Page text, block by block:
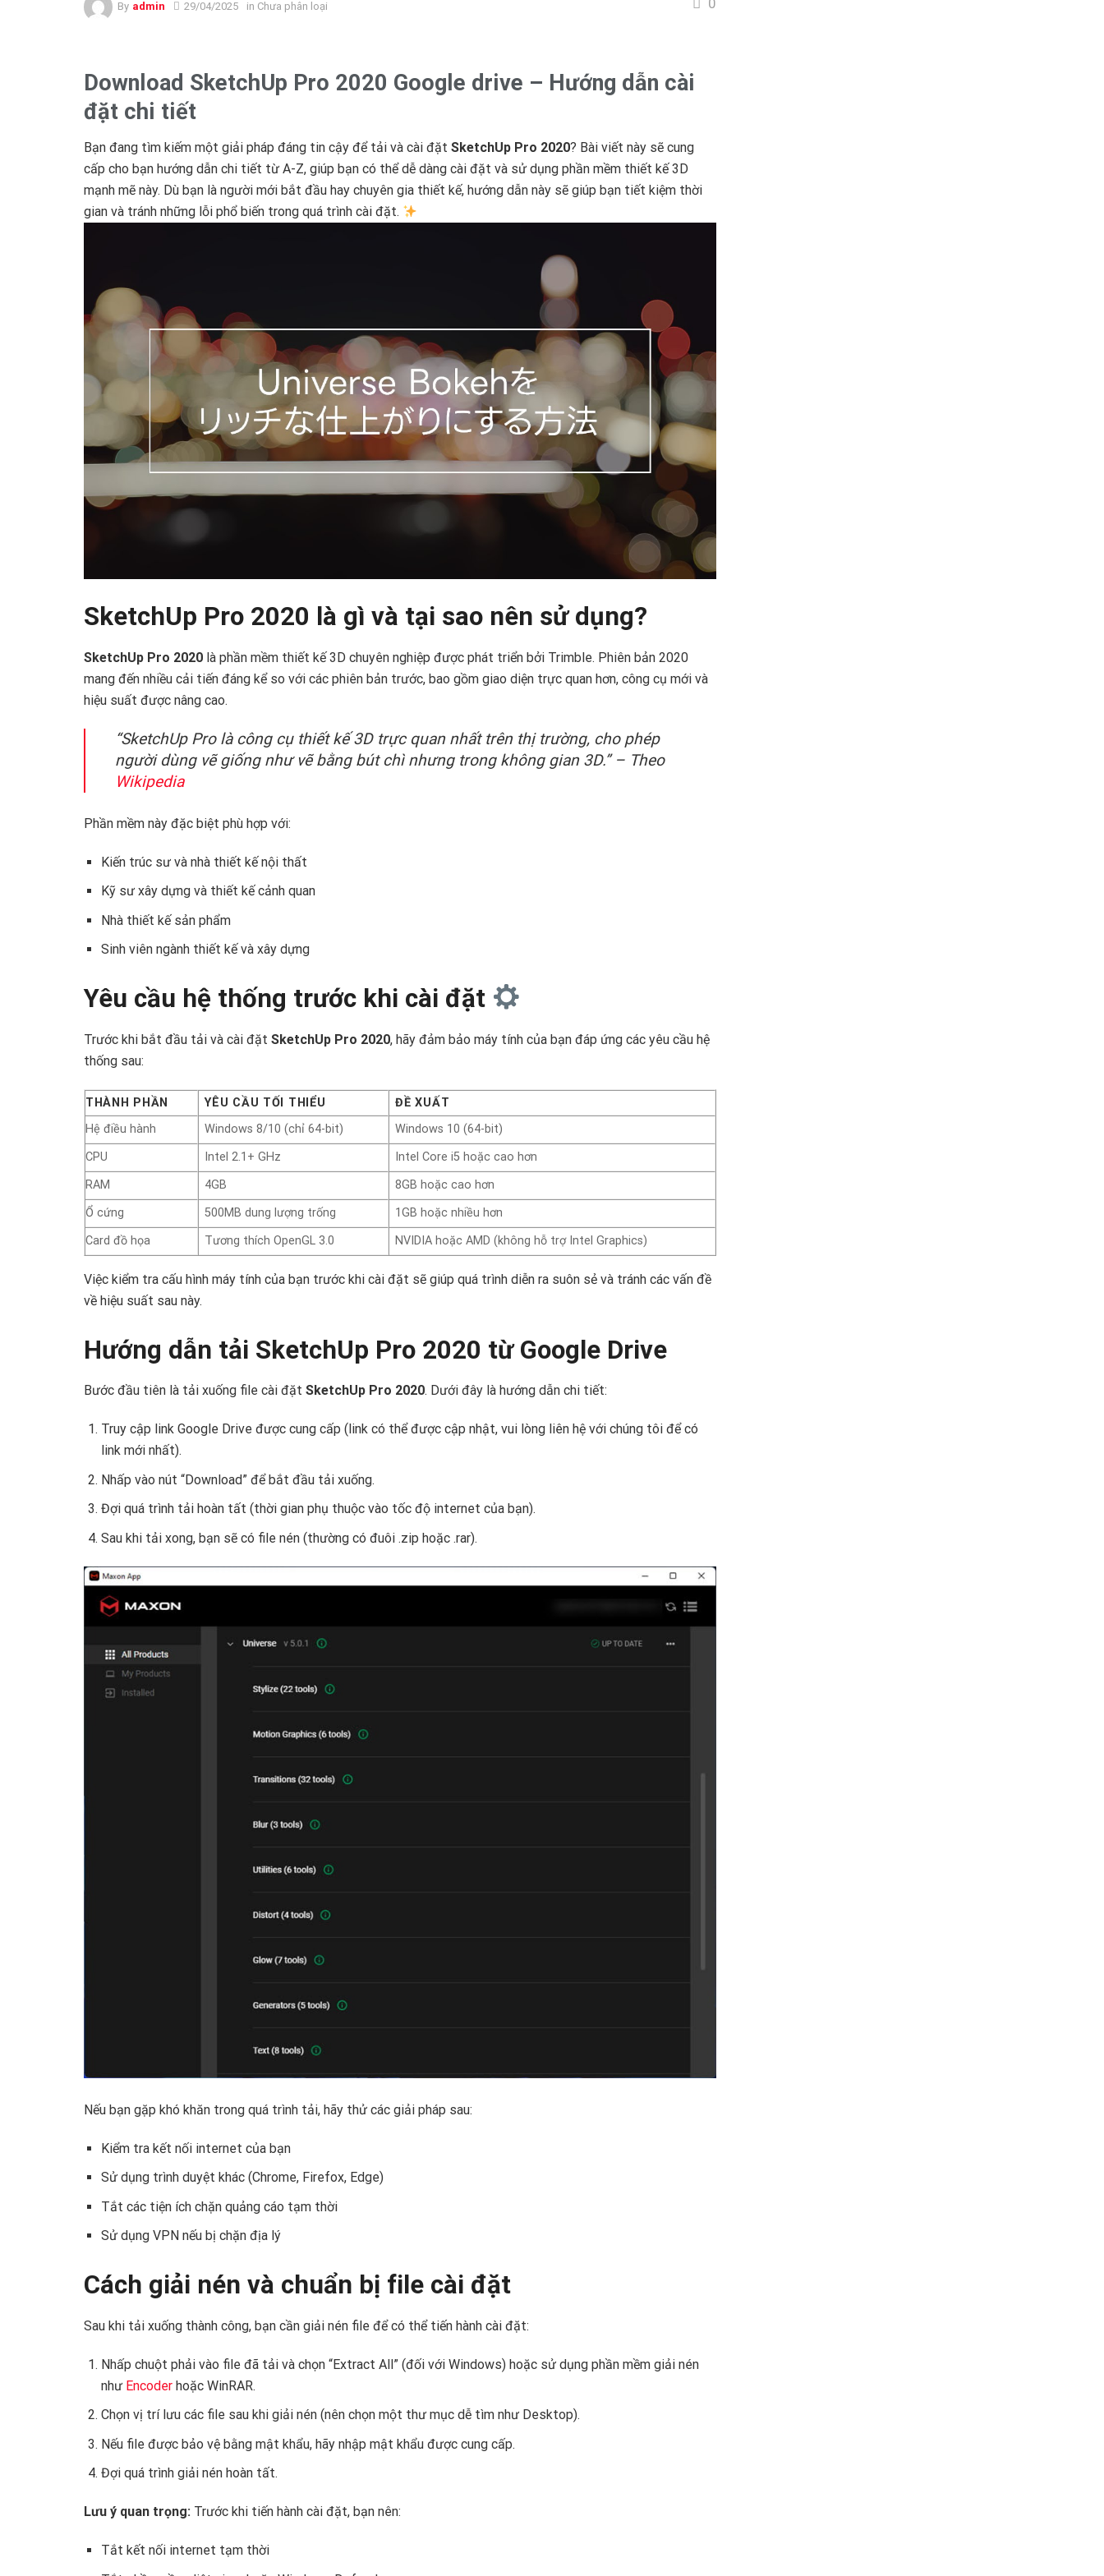
By admin 29/04/2025 in Chưa phân loại
Download SketchUp Pro 2020 Google drive – Hướng dẫn cài
đặt chi tiết
Bạn đang tìm kiếm một giải pháp đáng tin cậy để tải và cài đặt SketchUp Pro 2020? Bài viết này sẽ cung
cấp cho bạn hướng dẫn chi tiết từ A-Z, giúp bạn có thể dễ dàng cài đặt và sử dụng phần mềm thiết kế 3D
mạnh mẽ này. Dù bạn là người mới bắt đầu hay chuyên gia thiết kế, hướng dẫn này sẽ giúp bạn tiết kiệm thời
gian và tránh những lỗi phổ biến trong quá trình cài đặt.
SketchUp Pro 2020 là gì và tại sao nên sử dụng?
SketchUp Pro 2020 là phần mềm thiết kế 3D chuyên nghiệp được phát triển bởi Trimble. Phiên bản 2020
mang đến nhiều cải tiến đáng kể so với các phiên bản trước, bao gồm giao diện trực quan hơn, công cụ mới và
hiệu suất được nâng cao.
“SketchUp Pro là công cụ thiết kế 3D trực quan nhất trên thị trường, cho phép
người dùng vẽ giống như vẽ bằng bút chì nhưng trong không gian 3D.” – Theo
Wikipedia
Phần mềm này đặc biệt phù hợp với:
Kiến trúc sư và nhà thiết kế nội thất
Kỹ sư xây dựng và thiết kế cảnh quan
Nhà thiết kế sản phẩm
Sinh viên ngành thiết kế và xây dựng
Yêu cầu hệ thống trước khi cài đặt
Trước khi bắt đầu tải và cài đặt SketchUp Pro 2020, hãy đảm bảo máy tính của bạn đáp ứng các yêu cầu hệ
thống sau:
THÀNH PHẦN YÊU CẦU TỐI THIỂU
ĐỀ XUẤT
Hệ điều hành
Windows 8/10 (chỉ 64-bit)
Windows 10 (64-bit)
CPU
Intel 2.1+ GHz
Intel Core i5 hoặc cao hơn
RAM
4GB
8GB hoặc cao hơn
Ổ cứng
500MB dung lượng trống
1GB hoặc nhiều hơn
Card đồ họa
Tương thích OpenGL 3.0 NVIDIA hoặc AMD (không hỗ trợ Intel Graphics)
Việc kiểm tra cấu hình máy tính của bạn trước khi cài đặt sẽ giúp quá trình diễn ra suôn sẻ và tránh các vấn đề
về hiệu suất sau này. ‍
Hướng dẫn tải SketchUp Pro 2020 từ Google Drive
Bước đầu tiên là tải xuống file cài đặt SketchUp Pro 2020. Dưới đây là hướng dẫn chi tiết:
Truy cập link Google Drive được cung cấp (link có thể được cập nhật, vui lòng liên hệ với chúng tôi để có
link mới nhất).
Nhấp vào nút “Download” để bắt đầu tải xuống.
Đợi quá trình tải hoàn tất (thời gian phụ thuộc vào tốc độ internet của bạn).
Sau khi tải xong, bạn sẽ có file nén (thường có đuôi .zip hoặc .rar).
Nếu bạn gặp khó khăn trong quá trình tải, hãy thử các giải pháp sau:
Kiểm tra kết nối internet của bạn
Sử dụng trình duyệt khác (Chrome, Firefox, Edge)
Tắt các tiện ích chặn quảng cáo tạm thời
Sử dụng VPN nếu bị chặn địa lý
Cách giải nén và chuẩn bị file cài đặt
Sau khi tải xuống thành công, bạn cần giải nén file để có thể tiến hành cài đặt:
Nhấp chuột phải vào file đã tải và chọn “Extract All” (đối với Windows) hoặc sử dụng phần mềm giải nén
như Encoderhoặc WinRAR.
Chọn vị trí lưu các file sau khi giải nén (nên chọn một thư mục dễ tìm như Desktop).
Nếu file được bảo vệ bằng mật khẩu, hãy nhập mật khẩu được cung cấp.
Đợi quá trình giải nén hoàn tất.
Lưu ý quan trọng: Trước khi tiến hành cài đặt, bạn nên:
Tắt kết nối internet tạm thời